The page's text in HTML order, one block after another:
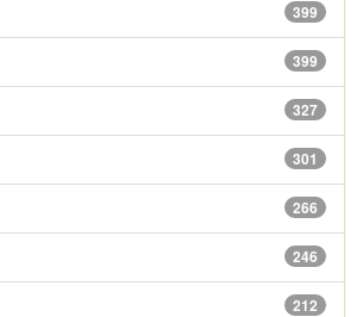
399
399
327
301
266
246
212